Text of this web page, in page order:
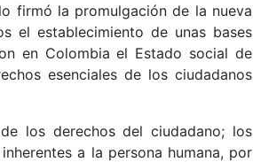
firmó la promulgación de la nueva
el establecimiento de unas bases
en Colombia el Estado social de
esenciales de los ciudadanos
los derechos del ciudadano; los
a la persona humana, por